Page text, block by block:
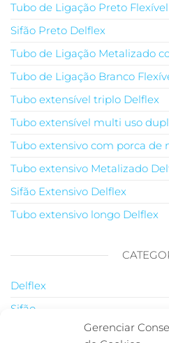
Gerenciar
Tubo de Ligação Preto
Sifão Preto Delflex
Tubo de Ligação Metalizado
Tubo de Ligação Branco
Tubo extensível triplo Delflex
Tubo extensível multi uso
Tubo extensivo com porca de
Tubo extensivo Metalizado
Sifão Extensivo Delflex
Tubo extensivo longo Delflex
Delflex
Sifão
Tubo de Ligação